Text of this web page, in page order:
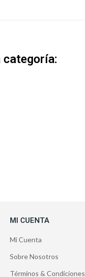
MI CUENTA
Mi Cuenta
Sobre Nosotros
Términos & Condiciones